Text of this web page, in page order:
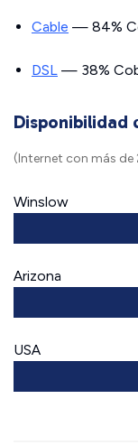
Cable — 84%
DSL — 38%
Disponibilidad
(Internet con más de
Winslow
Arizona
USA